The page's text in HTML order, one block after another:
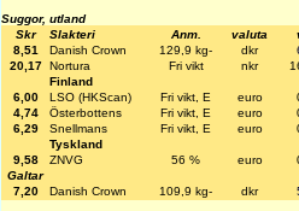
Suggor, utland
Skr
Slakteri Anm. valuta
8,51
Danish Crown 129,9 kg- dkr
20,17 Nortura Fri vikt nkr
Finland
6,00
LSO (HKScan) Fri vikt, E euro
4,74
Österbottens Fri vikt, E euro
6,29
Snellmans Fri vikt, E euro
Tyskland
9,58
ZNVG 56 % euro
Galtar
7,20
Danish Crown 109,9 kg- dkr